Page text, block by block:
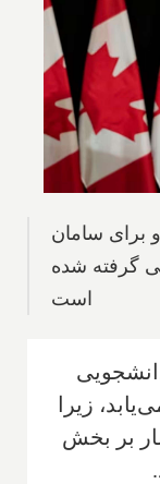
و برای سامان
گرفته شده
است
زیرا
بر بخش